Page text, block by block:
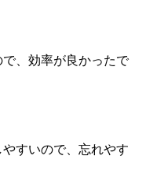
、効率が良かったで
すいので、忘れやす